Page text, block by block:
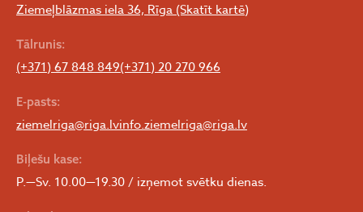
Ziemeļblāzmas iela 36, Rīga (Skatīt kartē)
Tālrunis:
(+371) 67 848 849(+371) 20 270 966
E-pasts:
ziemelriga@riga.lvinfo.ziemelriga@riga.lv
Biļešu kase:
P.—Sv. 10.00—19.30 / izņemot svētku dienas.